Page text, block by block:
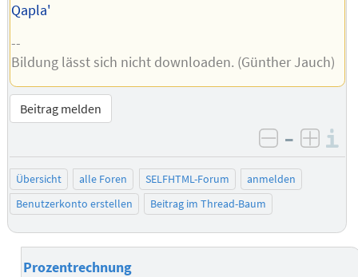
Qapla'
--
Bildung lässt sich nicht downloaden. (Günther Jauch)
Beitrag melden
negativ
–
Übersicht alle Foren SELFHTML-Forum
anmelden
Benutzerkonto erstellen
Beitrag im Thread-Baum
Prozentrechnung